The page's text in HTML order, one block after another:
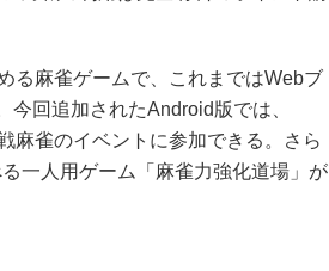
る麻雀ゲームで、これまではWebブ
回追加されたAndroid版では、
麻雀のイベントに参加できる。さら
一人用ゲーム「麻雀力強化道場」が